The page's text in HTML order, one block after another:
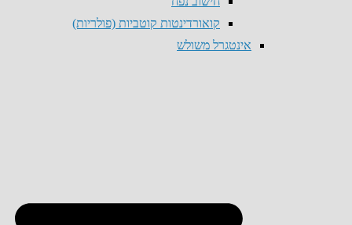
קואורדינטות קוטביות (פולריות)
אינטגרל משולש